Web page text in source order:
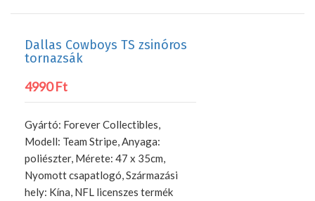
Dallas Cowboys TS zsinóros
tornazsák
4990 Ft
Gyártó: Forever Collectibles,
Modell: Team Stripe, Anyaga:
poliészter, Mérete: 47 x 35cm,
Nyomott csapatlogó, Származási
hely: Kína, NFL licenszes termék